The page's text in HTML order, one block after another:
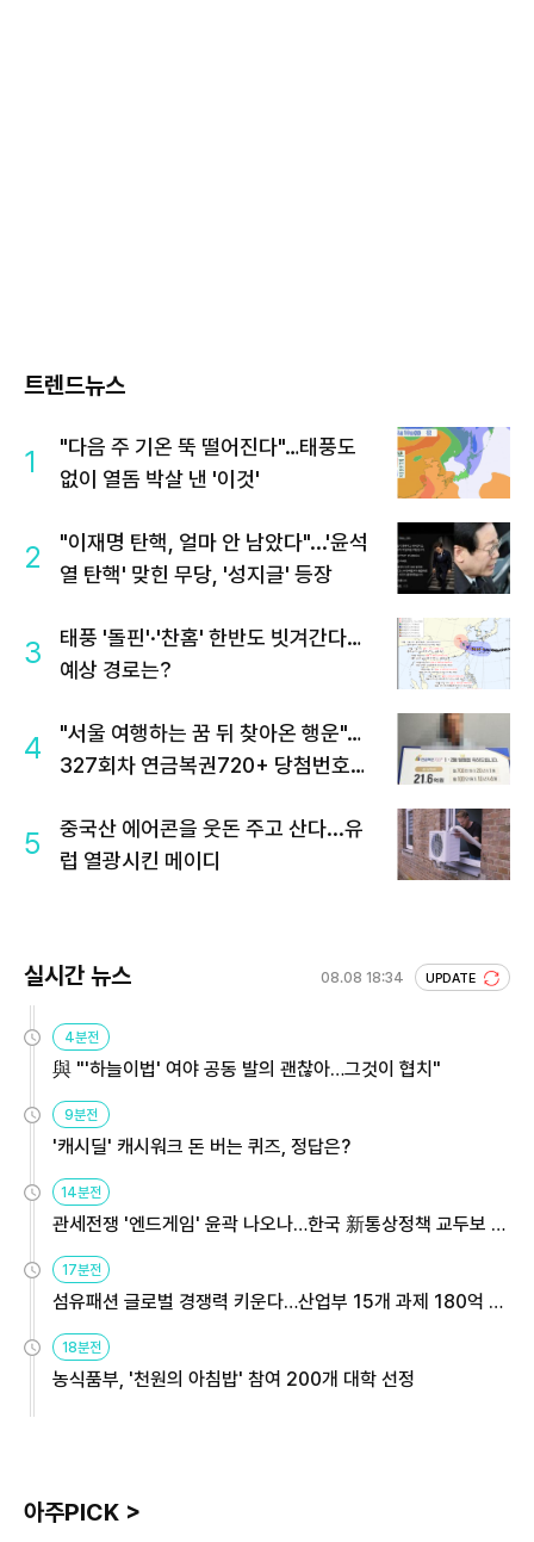
트렌드뉴스
1
"다음 주 기온 뚝 떨어진다"…태풍도
없이 열돔 박살 낸 '이것'
2
"이재명 탄핵, 얼마 안 남았다"...'윤석
열 탄핵' 맞힌 무당, '성지글' 등장
3
태풍 '돌핀'·'찬홈' 한반도 빗겨간다…
예상 경로는?
4
"서울 여행하는 꿈 뒤 찾아온 행운"…
327회차 연금복권720+ 당첨번호조
5
중국산 에어콘을 웃돈 주고 산다...유
럽 열광시킨 메이디
실시간 뉴스 08.08 18:34 UPDATE
4분전
與 "'하늘이법' 여야 공동 발의 괜찮아…그것이 협치"
9분전
'캐시딜' 캐시워크 돈 버는 퀴즈, 정답은?
14분전
관세전쟁 '엔드게임' 윤곽 나오나…한국 新통상정책 교두보 활
17분전
섬유패션 글로벌 경쟁력 키운다…산업부 15개 과제 180억 지
18분전
농식품부, '천원의 아침밥' 참여 200개 대학 선정
아주PICK >